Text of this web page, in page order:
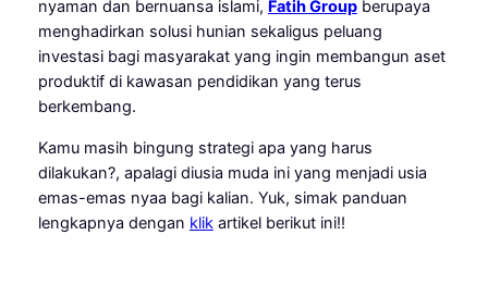
nyaman dan bernuansa islami, Fatih Groupberupaya
menghadirkan solusi hunian sekaligus peluang
investasi bagi masyarakat yang ingin membangun aset
produktif di kawasan pendidikan yang terus
berkembang.
Kamu masih bingung strategi apa yang harus
dilakukan?, apalagi diusia muda ini yang menjadi usia
emas-emas nyaa bagi kalian. Yuk, simak panduan
lengkapnya dengan klikartikel berikut ini!!